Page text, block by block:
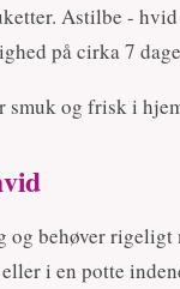
Astilbe -
på cirka 7
og frisk i
behøver
i en potte